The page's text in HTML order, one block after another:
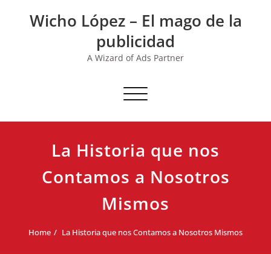
Wicho López – El mago de la
publicidad
A Wizard of Ads Partner
Toggle navigation
La Historia que nos
Contamos a Nosotros
Mismos
Home La Historia que nos Contamos a Nosotros Mismos